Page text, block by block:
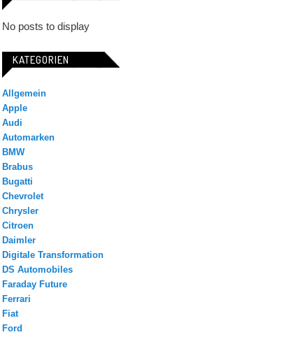
No posts to display
KATEGORIEN
Allgemein
Apple
Audi
Automarken
BMW
Brabus
Bugatti
Chevrolet
Chrysler
Citroen
Daimler
Digitale Transformation
DS Automobiles
Faraday Future
Ferrari
Fiat
Ford